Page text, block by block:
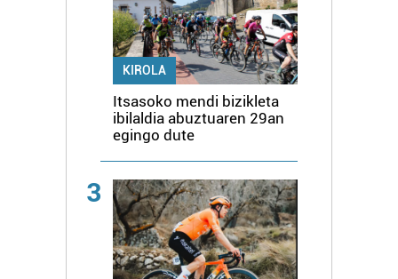
KIROLA
Itsasoko mendi bizikleta
ibilaldia abuztuaren 29an
egingo dute
3